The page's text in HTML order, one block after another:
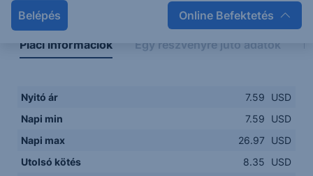
Belépés Online Befektetés
Piaci információk Egy részvényre jutó adatok
Nyitó ár 7.59
USD
Napi min
7.59
USD
Napi max
26.97
USD
Utolsó kötés
8.35
USD